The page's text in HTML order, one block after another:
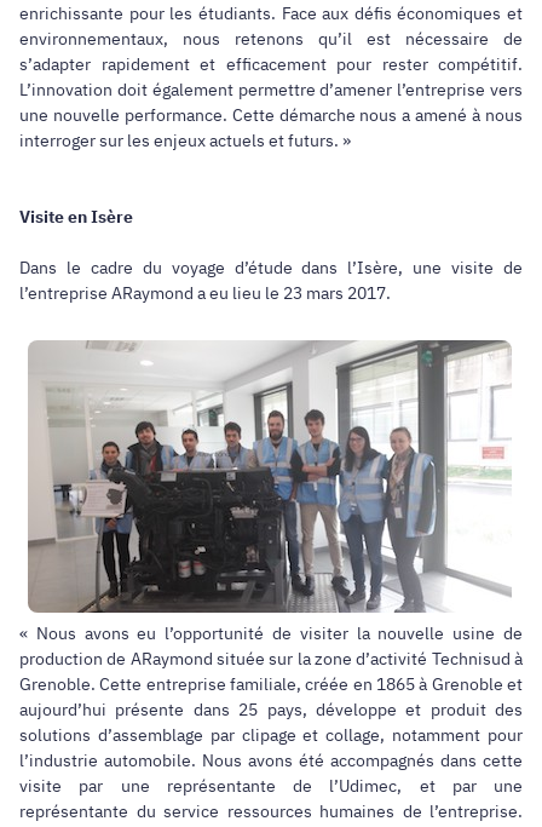
enrichissante pour les étudiants. Face aux défis économiques et
environnementaux, nous retenons qu’il est nécessaire de
s’adapter rapidement et efficacement pour rester compétitif.
L’innovation doit également permettre d’amener l’entreprise vers
une nouvelle performance. Cette démarche nous a amené à nous
interroger sur les enjeux actuels et futurs. »
Visite en Isère
Dans le cadre du voyage d’étude dans l’Isère, une visite de
l’entreprise ARaymond a eu lieu le 23 mars 2017.
« Nous avons eu l’opportunité de visiter la nouvelle usine de
production de ARaymond située sur la zone d’activité Technisud à
Grenoble. Cette entreprise familiale, créée en 1865 à Grenoble et
aujourd’hui présente dans 25 pays, développe et produit des
solutions d’assemblage par clipage et collage, notamment pour
l’industrie automobile. Nous avons été accompagnés dans cette
visite par une représentante de l’Udimec, et par une
représentante du service ressources humaines de l’entreprise.